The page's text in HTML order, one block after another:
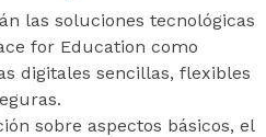
las soluciones tecnológicas
for Education como
digitales sencillas, flexibles
sobre aspectos básicos, el